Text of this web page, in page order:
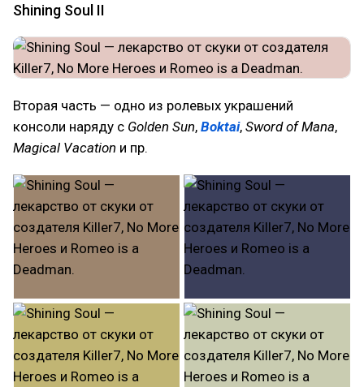
Shining Soul II
Вторая часть — одно из ролевых украшений
консоли наряду с Golden Sun, Boktai, Sword of Mana,
Magical Vacation и пр.